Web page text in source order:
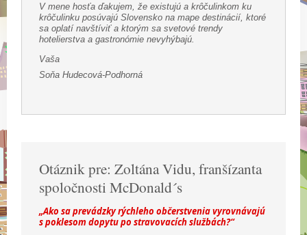
V mene hosťa ďakujem, že existujú a krôčulinkom ku
krôčulinku posúvajú Slovensko na mape destinácií, ktoré
sa oplatí navštíviť a ktorým sa svetové trendy
hotelierstva a gastronómie nevyhýbajú.
Vaša
Soňa Hudecová-Podhorná
Otáznik pre: Zoltána Vidu, franšízanta
spoločnosti McDonald´s
„Ako sa prevádzky rýchleho občerstvenia vyrovnávajú
s poklesom dopytu po stravovacích službách?“